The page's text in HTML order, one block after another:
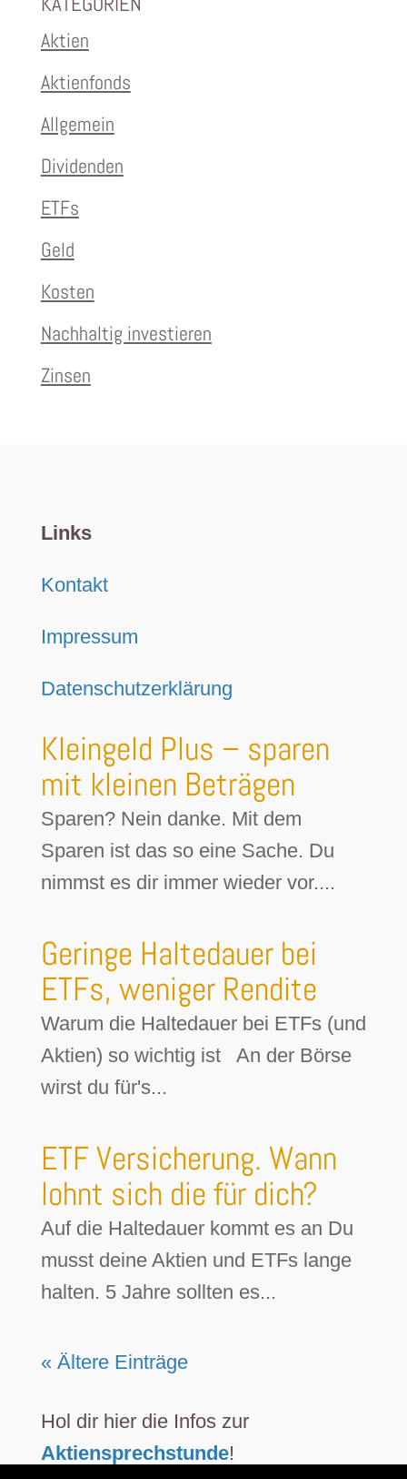
Aktien
Aktienfonds
Allgemein
Dividenden
ETFs
Geld
Kosten
Nachhaltig investieren
Zinsen
Links
Kontakt
Impressum
Datenschutzerklärung
Kleingeld Plus – sparen
mit kleinen Beträgen
Sparen? Nein danke. Mit dem
Sparen ist das so eine Sache. Du
nimmst es dir immer wieder vor....
Geringe Haltedauer bei
ETFs, weniger Rendite
Warum die Haltedauer bei ETFs (und
Aktien) so wichtig ist An der Börse
wirst du für's...
ETF Versicherung. Wann
lohnt sich die für dich?
Auf die Haltedauer kommt es an Du
musst deine Aktien und ETFs lange
halten. 5 Jahre sollten es...
« Ältere Einträge
Hol dir hier die Infos zur
Aktiensprechstunde!